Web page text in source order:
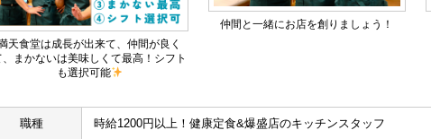
天食堂は成長が出来て、仲間が良く
、まかないは美味しくて最高！シフト
も選択可能
仲間と一緒にお店を創りましょう！
職種 時給1200円以上！健康定食&爆盛店のキッチンスタッフ